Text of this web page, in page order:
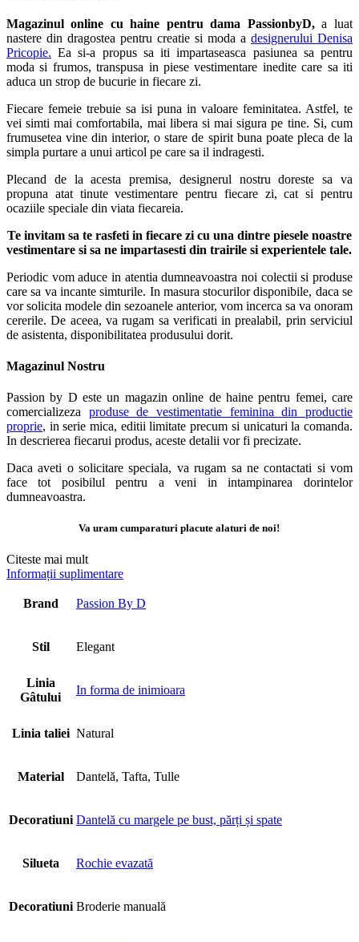
Magazinul online cu haine pentru dama PassionbyD, a luat
nastere din dragostea pentru creatie si moda a designerului Denisa
Pricopie. Ea si-a propus sa iti impartaseasca pasiunea sa pentru
moda si frumos, transpusa in piese vestimentare inedite care sa iti
aduca un strop de bucurie in fiecare zi.
Fiecare femeie trebuie sa isi puna in valoare feminitatea. Astfel, te
vei simti mai comfortabila, mai libera si mai sigura pe tine. Si, cum
frumusetea vine din interior, o stare de spirit buna poate pleca de la
simpla purtare a unui articol pe care sa il indragesti.
Plecand de la acesta premisa, designerul nostru doreste sa va
propuna atat tinute vestimentare pentru fiecare zi, cat si pentru
ocaziile speciale din viata fiecareia.
Te invitam sa te rasfeti in fiecare zi cu una dintre piesele noastre
vestimentare si sa ne impartasesti din trairile si experientele tale.
Periodic vom aduce in atentia dumneavoastra noi colectii si produse
care sa va incante simturile. In masura stocurilor disponibile, daca se
vor solicita modele din sezoanele anterior, vom incerca sa va onoram
cererile. De aceea, va rugam sa verificati in prealabil, prin serviciul
de asistenta, disponibilitatea produsului dorit.
Magazinul Nostru
Passion by D este un magazin online de haine pentru femei, care
comercializeza produse de vestimentatie feminina din productie
proprie, in serie mica, editii limitate precum si unicaturi la comanda.
In descrierea fiecarui produs, aceste detalii vor fi precizate.
Daca aveti o solicitare speciala, va rugam sa ne contactati si vom
face tot posibilul pentru a veni in intampinarea dorintelor
dumneavoastra.
Va uram cumparaturi placute alaturi de noi!
Citeste mai mult
Informații suplimentare
Brand Passion By D
Stil Elegant
Linia
Gâtului
In forma de inimioara
Linia taliei Natural
Material Dantelă, Tafta, Tulle
Decoratiuni Dantelă cu margele pe bust, părți și spate
Silueta Rochie evazată
Decoratiuni Broderie manuală